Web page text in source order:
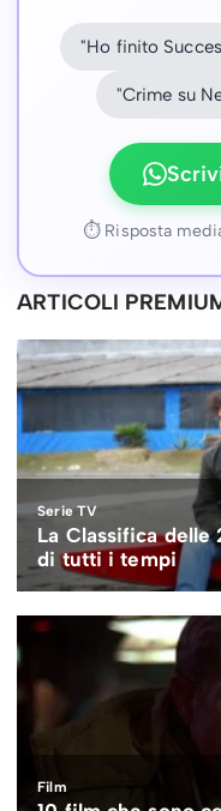
"Ho finito
"Crime su
⏱ Risposta
ARTICOLI